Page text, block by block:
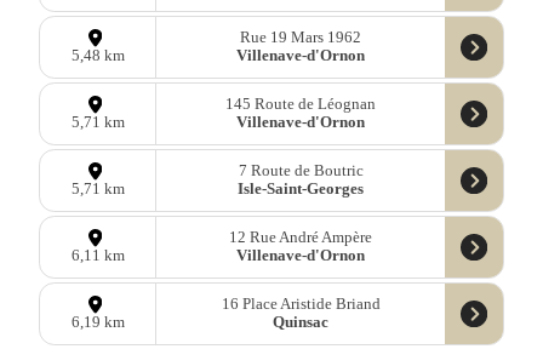
5,48 km
Rue 19 Mars 1962
Villenave-d'Ornon
5,71 km
145 Route de Léognan
Villenave-d'Ornon
5,71 km
7 Route de Boutric
Isle-Saint-Georges
6,11 km
12 Rue André Ampère
Villenave-d'Ornon
6,19 km
16 Place Aristide Briand
Quinsac